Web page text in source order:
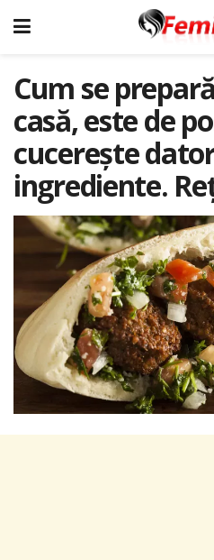
Cum se
casă, este de
cucerește
ingrediente.